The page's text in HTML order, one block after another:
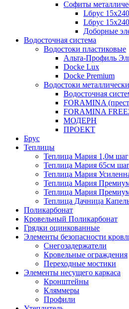
Софиты
Lбрус
Lбрус
Доборные
Водосточная система
Водостоки пластиковые
Альта-Профиль
Docke Lux
Docke Premium
Водостоки
Водосточная
FORAMINA
FORAMINA
МОДЕРН
ПРОЕКТ
Брус
Теплицы
Теплица Мария 1,0м шаг
Теплица Мария 65см
Теплица Мария
Теплица Мария
Теплица Мария
Теплица Дачница
Поликарбонат
Кровельный Поликарбонат
Грядки оцинкованные
Элементы безопасности
Снегозадержатели
Кровельные ограждения
Переходные мостики
Элементы несущего каркаса
Кронштейны
Кляммеры
Профили